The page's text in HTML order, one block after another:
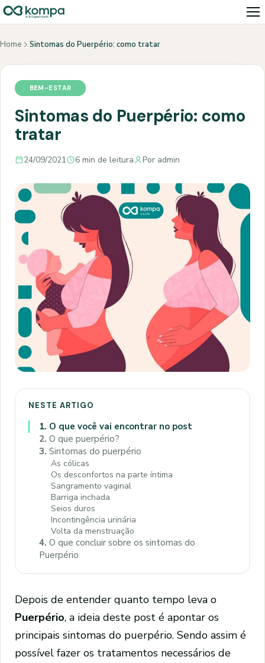
Home Sintomas do Puerpério: como tratar
BEM-ESTAR
Sintomas do Puerpério: como
tratar
24/09/2021 6 min de leitura Por admin
NESTE ARTIGO
1. O que você vai encontrar no post
2. O que puerpério?
3. Sintomas do puerpério
As cólicas
Os desconfortos na parte íntima
Sangramento vaginal
Barriga inchada
Seios duros
Incontingência urinária
Volta da menstruação
4. O que concluir sobre os sintomas do
Puerpério
Depois de entender quanto tempo leva o
Puerpério, a ideia deste post é apontar os
principais sintomas do puerpério. Sendo assim é
possível fazer os tratamentos necessários de